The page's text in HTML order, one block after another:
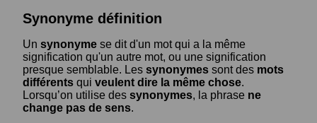
Synonyme définition
Un synonyme se dit d'un mot qui a la même
signification qu'un autre mot, ou une signification
presque semblable. Les synonymes sont des mots
différents qui veulent dire la même chose.
Lorsqu’on utilise des synonymes, la phrase ne
change pas de sens.